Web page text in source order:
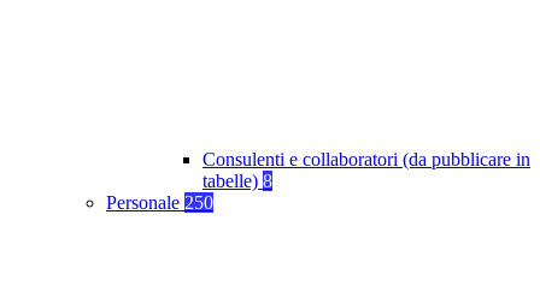
Consulenti e collaboratori (da pubblicare in
tabelle) 8
Personale 250